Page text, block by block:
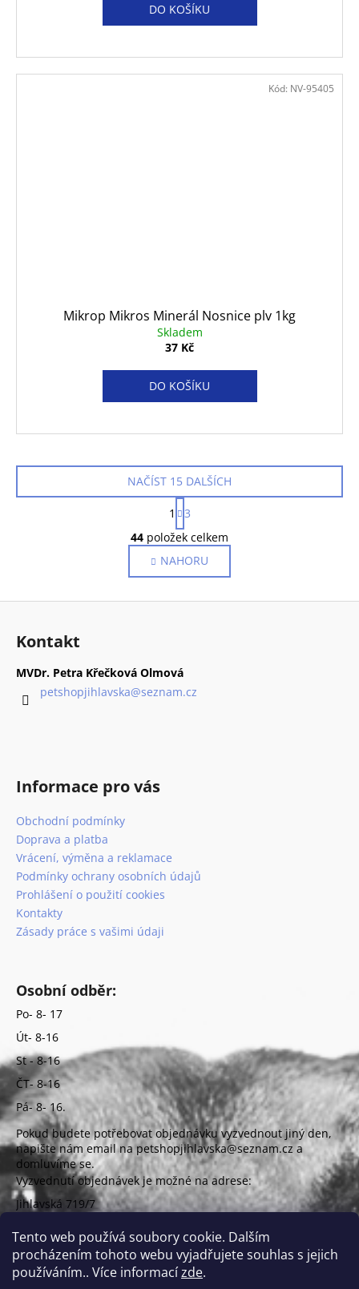
Tento web používá soubory cookie. Dalším
procházením tohoto webu vyjadřujete souhlas s jejich
používáním.. Více informacízde.
DO KOŠÍKU
Mikrop Mikros Minerál Nosnice plv 1kg
Skladem
37 Kč
DO KOŠÍKU
Kód: NV-95405
O
v
l
á
d
p
r
NAČÍST 15 DALŠÍCH
S
t
r
á
n
k
1
3
44 položek celkem
NAHORU
Z
Kontakt
MVDr. Petra Křečková Olmová
petshopjihlavska@seznam.cz
Informace pro vás
Obchodní podmínky
Doprava a platba
Vrácení, výměna a reklamace
Podmínky ochrany osobních údajů
Prohlášení o použití cookies
Kontakty
Zásady práce s vašimi údaji
Osobní odběr:
Po- 8- 17
Út- 8-16
St - 8-16
ČT- 8-16
Pá- 8- 16.
Pokud budete potřebovat objednávku vyzvednout jiný den,
napište nám email na petshopjihlavska@seznam.cz a
domluvíme se.
Vyzvednutí objednávek je možné na adrese:
Jihlavská 719/7
(vchod z ulice Uzbecká)